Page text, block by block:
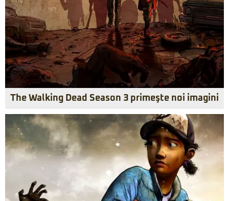
The Walking Dead Season 3 primeşte noi imagini